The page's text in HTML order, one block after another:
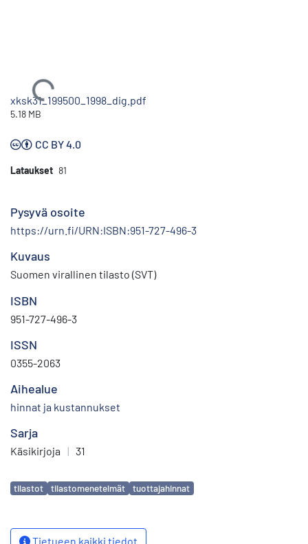
Ladataan...
xksk31_199500_1998_dig.pdf
5.18 MB
CC BY 4.0
Lataukset 81
Pysyvä osoite
https://urn.fi/URN:ISBN:951-727-496-3
Kuvaus
Suomen virallinen tilasto (SVT)
ISBN
951-727-496-3
ISSN
0355-2063
Aihealue
hinnat ja kustannukset
Sarja
Käsikirjoja | 31
Avainsanat
tilastot tilastomenetelmät tuottajahinnat
Tietueen kaikki tiedot